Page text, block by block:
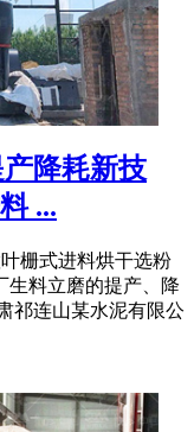
降耗新技
...
栅式进料烘干选粉
生料立磨的提产、降
祁连山某水泥有限公